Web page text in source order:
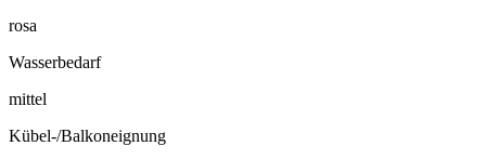
rosa
Wasserbedarf
mittel
Kübel-/Balkoneignung